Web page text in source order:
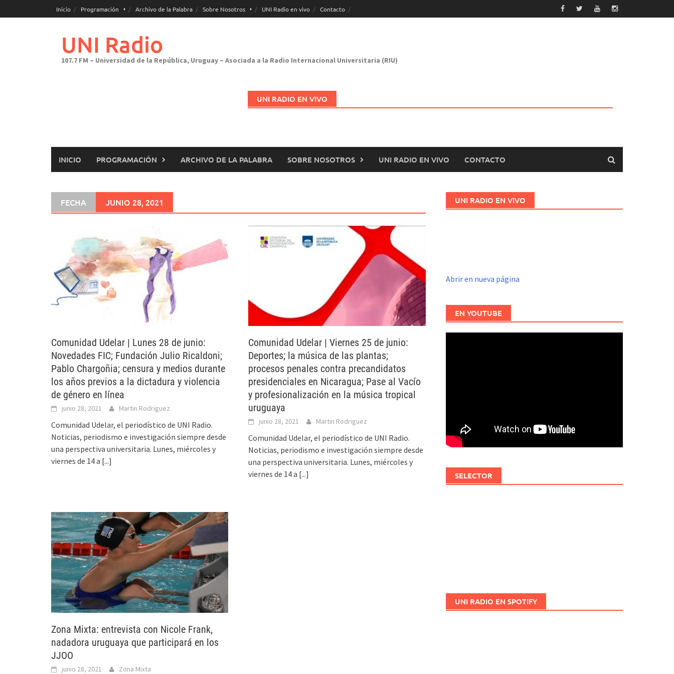
al
Inicio Programación Archivo de la Palabra Sobre Nosotros UNI Radio en vivo Contacto
UNI Radio
107.7 FM – Universidad de la República, Uruguay – Asociada a la Radio Internacional Universitaria (RIU)
UNI RADIO EN VIVO
INICIO PROGRAMACIÓN ARCHIVO DE LA PALABRA SOBRE NOSOTROS UNI RADIO EN VIVO CONTACTO
FECHA JUNIO 28, 2021
Comunidad Udelar | Lunes 28 de junio:
Novedades FIC; Fundación Julio Ricaldoni;
Pablo Chargoñia; censura y medios durante
los años previos a la dictadura y violencia
de género en línea
junio 28, 2021 Martin Rodriguez
Comunidad Udelar, el periodístico de UNI Radio.
Noticias, periodismo e investigación siempre desde
una perspectiva universitaria. Lunes, miércoles y
viernes de 14 a [...]
Comunidad Udelar | Viernes 25 de junio:
Deportes; la música de las plantas;
procesos penales contra precandidatos
presidenciales en Nicaragua; Pase al Vacío
y profesionalización en la música tropical
uruguaya
junio 28, 2021 Martin Rodriguez
Comunidad Udelar, el periodístico de UNI Radio.
Noticias, periodismo e investigación siempre desde
una perspectiva universitaria. Lunes, miércoles y
viernes de 14 a [...]
Zona Mixta: entrevista con Nicole Frank,
nadadora uruguaya que participará en los
JJOO
junio 28, 2021 Zona Mixta
UNI RADIO EN VIVO
Abrir en nueva página
EN YOUTUBE
SELECTOR
UNI RADIO EN SPOTIFY